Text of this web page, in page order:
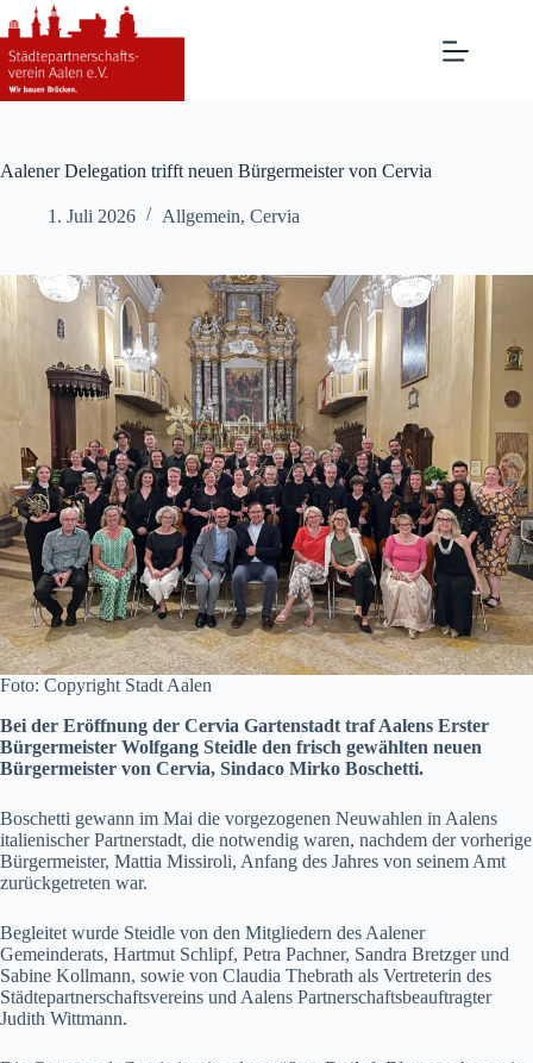
Inhalt
springen
Aalener Delegation trifft neuen Bürgermeister von Cervia
1. Juli 2026 Allgemein, Cervia
Foto: Copyright Stadt Aalen
Bei der Eröffnung der Cervia Gartenstadt traf Aalens Erster
Bürgermeister Wolfgang Steidle den frisch gewählten neuen
Bürgermeister von Cervia, Sindaco Mirko Boschetti.
Boschetti gewann im Mai die vorgezogenen Neuwahlen in Aalens
italienischer Partnerstadt, die notwendig waren, nachdem der vorherige
Bürgermeister, Mattia Missiroli, Anfang des Jahres von seinem Amt
zurückgetreten war.
Begleitet wurde Steidle von den Mitgliedern des Aalener
Gemeinderats, Hartmut Schlipf, Petra Pachner, Sandra Bretzger und
Sabine Kollmann, sowie von Claudia Thebrath als Vertreterin des
Städtepartnerschaftsvereins und Aalens Partnerschaftsbeauftragter
Judith Wittmann.